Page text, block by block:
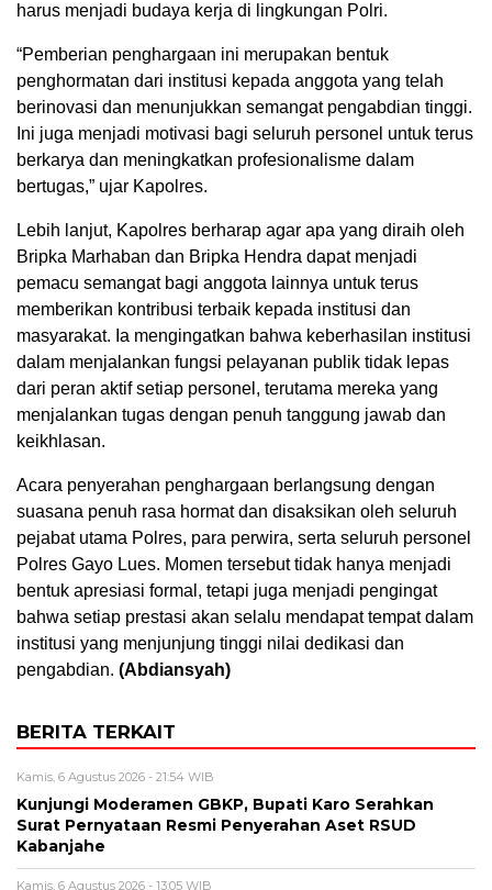
harus menjadi budaya kerja di lingkungan Polri.
“Pemberian penghargaan ini merupakan bentuk
penghormatan dari institusi kepada anggota yang telah
berinovasi dan menunjukkan semangat pengabdian tinggi.
Ini juga menjadi motivasi bagi seluruh personel untuk terus
berkarya dan meningkatkan profesionalisme dalam
bertugas,” ujar Kapolres.
Lebih lanjut, Kapolres berharap agar apa yang diraih oleh
Bripka Marhaban dan Bripka Hendra dapat menjadi
pemacu semangat bagi anggota lainnya untuk terus
memberikan kontribusi terbaik kepada institusi dan
masyarakat. Ia mengingatkan bahwa keberhasilan institusi
dalam menjalankan fungsi pelayanan publik tidak lepas
dari peran aktif setiap personel, terutama mereka yang
menjalankan tugas dengan penuh tanggung jawab dan
keikhlasan.
Acara penyerahan penghargaan berlangsung dengan
suasana penuh rasa hormat dan disaksikan oleh seluruh
pejabat utama Polres, para perwira, serta seluruh personel
Polres Gayo Lues. Momen tersebut tidak hanya menjadi
bentuk apresiasi formal, tetapi juga menjadi pengingat
bahwa setiap prestasi akan selalu mendapat tempat dalam
institusi yang menjunjung tinggi nilai dedikasi dan
pengabdian. (Abdiansyah)
BERITA TERKAIT
Kamis, 6 Agustus 2026 - 21:54 WIB
Kunjungi Moderamen GBKP, Bupati Karo Serahkan
Surat Pernyataan Resmi Penyerahan Aset RSUD
Kabanjahe
Kamis, 6 Agustus 2026 - 13:05 WIB